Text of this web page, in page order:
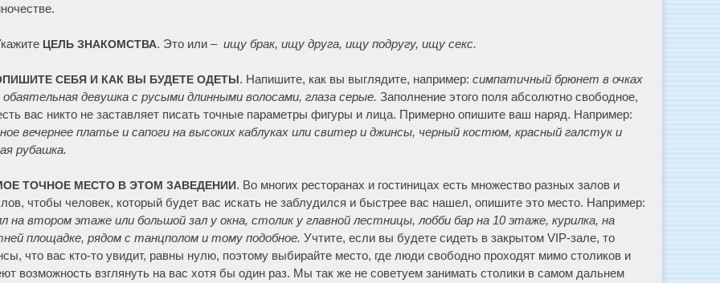
ЦЕЛЬ ЗНАКОМСТВА. Это или – ищу брак, ищу друга, ищу подругу, ищу секс.
СЕБЯ И КАК ВЫ БУДЕТЕ ОДЕТЫ. Напишите, как вы выглядите, например: симпатичный брюнет в очках
обаятельная девушка с русыми длинными волосами, глаза серые. Заполнение этого поля абсолютно свободное,
вас никто не заставляет писать точные параметры фигуры и лица. Примерно опишите ваш наряд. Например:
вечернее платье и сапоги на высоких каблуках или свитер и джинсы, черный костюм, красный галстук и
рубашка.
ТОЧНОЕ МЕСТО В ЭТОМ ЗАВЕДЕНИИ. Во многих ресторанах и гостиницах есть множество разных залов и
чтобы человек, который будет вас искать не заблудился и быстрее вас нашел, опишите это место. Например:
на втором этаже или большой зал у окна, столик у главной лестницы, лобби бар на 10 этаже, курилка, на
площадке, рядом с танцполом и тому подобное. Учтите, если вы будете сидеть в закрытом VIP-зале, то
что вас кто-то увидит, равны нулю, поэтому выбирайте место, где люди свободно проходят мимо столиков и
возможность взглянуть на вас хотя бы один раз. Мы так же не советуем занимать столики в самом дальнем